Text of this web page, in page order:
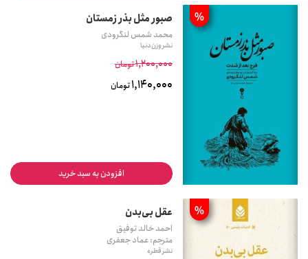
% صبور مثل بذر زمستان
محمد شمس لنگرودی
نشر وزن دنیا
1,200,000تومان
1,140,000تومان
افزودن به سبد خرید
% عقل بی‌بدن
احمد خالد توفیق
مترجم: عماد جعفری
نشر قطره